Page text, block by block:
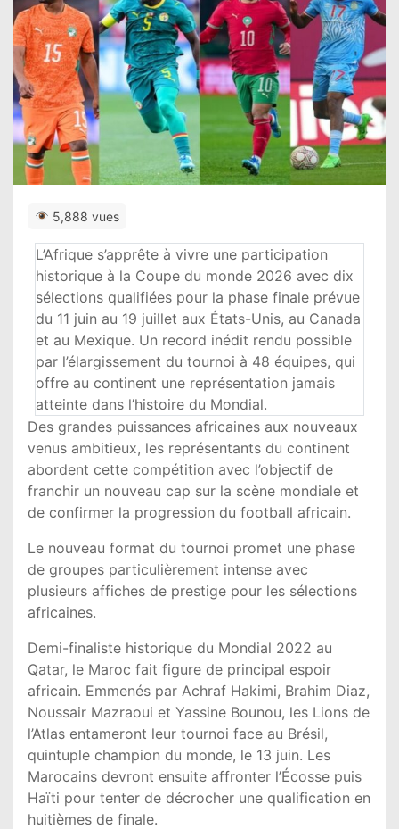
5,888 vues
L’Afrique s’apprête à vivre une participation
historique à la Coupe du monde 2026 avec dix
sélections qualifiées pour la phase finale prévue
du 11 juin au 19 juillet aux États-Unis, au Canada
et au Mexique. Un record inédit rendu possible
par l’élargissement du tournoi à 48 équipes, qui
offre au continent une représentation jamais
atteinte dans l’histoire du Mondial.
Des grandes puissances africaines aux nouveaux
venus ambitieux, les représentants du continent
abordent cette compétition avec l’objectif de
franchir un nouveau cap sur la scène mondiale et
de confirmer la progression du football africain.
Le nouveau format du tournoi promet une phase
de groupes particulièrement intense avec
plusieurs affiches de prestige pour les sélections
africaines.
Demi-finaliste historique du Mondial 2022 au
Qatar, le Maroc fait figure de principal espoir
africain. Emmenés par Achraf Hakimi, Brahim Diaz,
Noussair Mazraoui et Yassine Bounou, les Lions de
l’Atlas entameront leur tournoi face au Brésil,
quintuple champion du monde, le 13 juin. Les
Marocains devront ensuite affronter l’Écosse puis
Haïti pour tenter de décrocher une qualification en
huitièmes de finale.